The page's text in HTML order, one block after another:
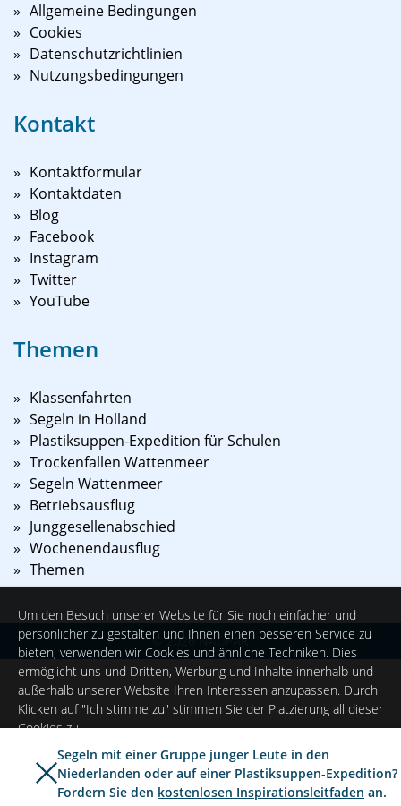
Allgemeine Bedingungen
Cookies
Datenschutzrichtlinien
Nutzungsbedingungen
Kontakt
Kontaktformular
Kontaktdaten
Blog
Facebook
Instagram
Twitter
YouTube
Themen
Klassenfahrten
Segeln in Holland
Plastiksuppen-Expedition für Schulen
Trockenfallen Wattenmeer
Segeln Wattenmeer
Betriebsausflug
Junggesellenabschied
Wochenendausflug
Themen
©2026 NAUPAR
Segeln mit einer Gruppe junger Leute in den
Niederlanden oder auf einer Plastiksuppen-Expedition?
Fordern Sie den kostenlosen Inspirationsleitfaden an.
Um den Besuch unserer Website für Sie noch einfacher und
persönlicher zu gestalten und Ihnen einen besseren Service zu
bieten, verwenden wir Cookies und ähnliche Techniken. Dies
ermöglicht uns und Dritten, Werbung und Inhalte innerhalb und
außerhalb unserer Website Ihren Interessen anzupassen. Durch
Klicken auf "Ich stimme zu" stimmen Sie der Platzierung all dieser
Cookies zu.
Ich stimme zu Einstellungen